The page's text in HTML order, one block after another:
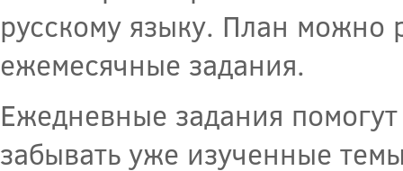
русскому языку. План можно
ежемесячные задания.
Ежедневные задания
забывать уже изученные